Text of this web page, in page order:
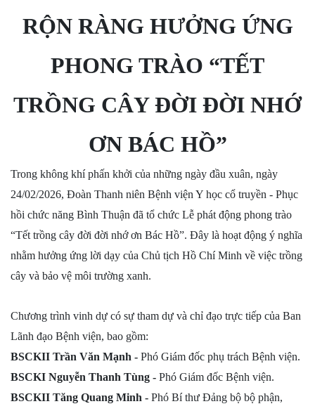
RỘN RÀNG HƯỞNG ỨNG
PHONG TRÀO “TẾT
TRỒNG CÂY ĐỜI ĐỜI NHỚ
ƠN BÁC HỒ”
Trong không khí phấn khởi của những ngày đầu xuân, ngày
24/02/2026, Đoàn Thanh niên Bệnh viện Y học cổ truyền - Phục
hồi chức năng Bình Thuận đã tổ chức Lễ phát động phong trào
“Tết trồng cây đời đời nhớ ơn Bác Hồ”. Đây là hoạt động ý nghĩa
nhằm hưởng ứng lời dạy của Chủ tịch Hồ Chí Minh về việc trồng
cây và bảo vệ môi trường xanh.
Chương trình vinh dự có sự tham dự và chỉ đạo trực tiếp của Ban
Lãnh đạo Bệnh viện, bao gồm:
BSCKII Trần Văn Mạnh - Phó Giám đốc phụ trách Bệnh viện.
BSCKI Nguyễn Thanh Tùng - Phó Giám đốc Bệnh viện.
BSCKII Tăng Quang Minh - Phó Bí thư Đảng bộ bộ phận,